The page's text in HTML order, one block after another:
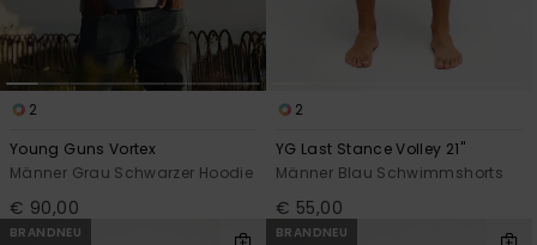
2
Young Guns Vortex
Männer Grau Schwarzer Hoodie
€ 90,00
2
YG Last Stance Volley 21"
Männer Blau Schwimmshorts
€ 55,00
BRANDNEU BRANDNEU